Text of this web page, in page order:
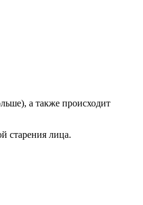
а также происходит
старения лица.